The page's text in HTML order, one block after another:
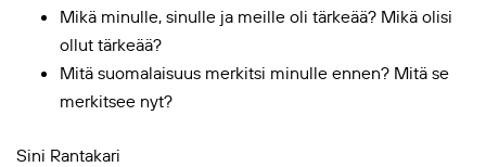
Mikä minulle, sinulle ja meille oli tärkeää? Mikä olisi
ollut tärkeää?
Mitä suomalaisuus merkitsi minulle ennen? Mitä se
merkitsee nyt?
Sini Rantakari